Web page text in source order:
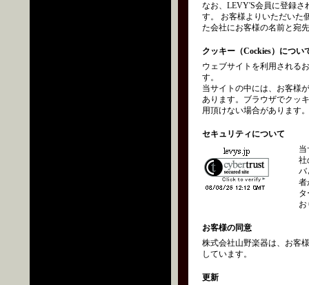
なお、LEVY'S会員に登録さ
す。 お客様よりいただいた
た会社にお客様の名前と宛
クッキー（Cockies）につい
ウェブサイトを利用される
す。
当サイトの中には、お客様
あります。ブラウザでクッ
用頂けない場合があります。
セキュリティについて
社
バ
者
お客様の同意
株式会社山野楽器は、お客
しています。
更新